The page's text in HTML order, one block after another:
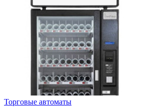
Торговые автоматы